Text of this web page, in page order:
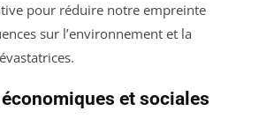
pour réduire notre empreinte
sur l’environnement et la
et sociales